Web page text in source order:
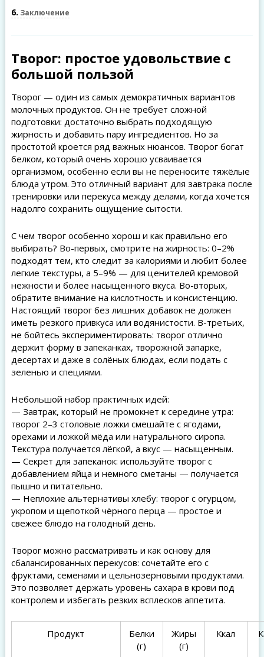
6 Заключение
Творог: простое удовольствие с
большой пользой
Творог — один из самых демократичных вариантов
молочных продуктов. Он не требует сложной
подготовки: достаточно выбрать подходящую
жирность и добавить пару ингредиентов. Но за
простотой кроется ряд важных нюансов. Творог богат
белком, который очень хорошо усваивается
организмом, особенно если вы не переносите тяжёлые
блюда утром. Это отличный вариант для завтрака после
тренировки или перекуса между делами, когда хочется
надолго сохранить ощущение сытости.
С чем творог особенно хорош и как правильно его
выбирать? Во-первых, смотрите на жирность: 0–2%
подходят тем, кто следит за калориями и любит более
легкие текстуры, а 5–9% — для ценителей кремовой
нежности и более насыщенного вкуса. Во-вторых,
обратите внимание на кислотность и консистенцию.
Настоящий творог без лишних добавок не должен
иметь резкого привкуса или водянистости. В-третьих,
не бойтесь экспериментировать: творог отлично
держит форму в запеканках, творожной запарке,
десертах и даже в солёных блюдах, если подать с
зеленью и специями.
Небольшой набор практичных идей:
— Завтрак, который не промокнет к середине утра:
творог 2–3 столовые ложки смешайте с ягодами,
орехами и ложкой мёда или натурального сиропа.
Текстура получается лёгкой, а вкус — насыщенным.
— Секрет для запеканок: используйте творог с
добавлением яйца и немного сметаны — получается
пышно и питательно.
— Неплохие альтернативы хлебу: творог с огурцом,
укропом и щепоткой чёрного перца — простое и
свежее блюдо на голодный день.
Творог можно рассматривать и как основу для
сбалансированных перекусов: сочетайте его с
фруктами, семенами и цельнозерновыми продуктами.
Это позволяет держать уровень сахара в крови под
контролем и избегать резких всплесков аппетита.
Продукт
Белки
(г)
Жиры
(г)
Ккал